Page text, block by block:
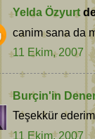
Yelda Özyurt
canim sana da
11 Ekim, 2007
Burçin'in
Teşekkür
11 Ekim, 2007